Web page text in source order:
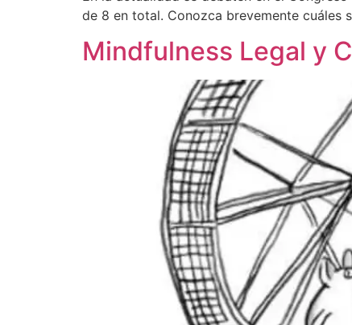
de 8 en total. Conozca brevemente cuáles
Mindfulness Legal y